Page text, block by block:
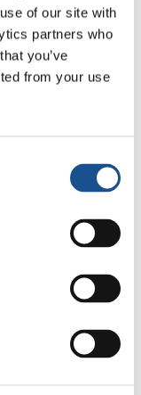
of our site with
partners who
you’ve
from your use
storie di
Mondiali: